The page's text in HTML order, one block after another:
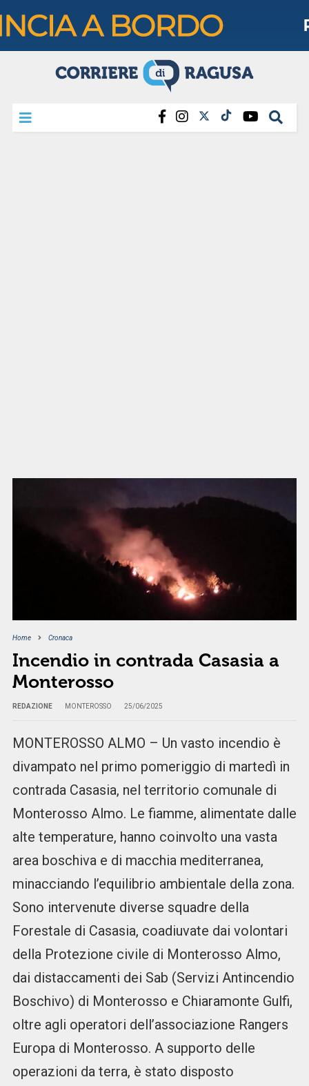
Home Cronaca
Incendio in contrada Casasia a
Monterosso
REDAZIONE MONTEROSSO 25/06/2025
MONTEROSSO ALMO – Un vasto incendio è
divampato nel primo pomeriggio di martedì in
contrada Casasia, nel territorio comunale di
Monterosso Almo. Le fiamme, alimentate dalle
alte temperature, hanno coinvolto una vasta
area boschiva e di macchia mediterranea,
minacciando l’equilibrio ambientale della zona.
Sono intervenute diverse squadre della
Forestale di Casasia, coadiuvate dai volontari
della Protezione civile di Monterosso Almo,
dai distaccamenti dei Sab (Servizi Antincendio
Boschivo) di Monterosso e Chiaramonte Gulfi,
oltre agli operatori dell’associazione Rangers
Europa di Monterosso. A supporto delle
operazioni da terra, è stato disposto